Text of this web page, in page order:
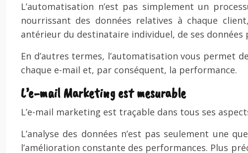
L’automatisation n’est pas simplement un
nourrissant des données relatives à chaque
antérieur du destinataire individuel, de ses
En d’autres termes, l’automatisation vous permet
chaque e-mail et, par conséquent, la performance.
L’e-mail Marketing est mesurable
L’e-mail marketing est traçable dans tous ses
L’analyse des données n’est pas seulement une
l’amélioration constante des performances. Plus